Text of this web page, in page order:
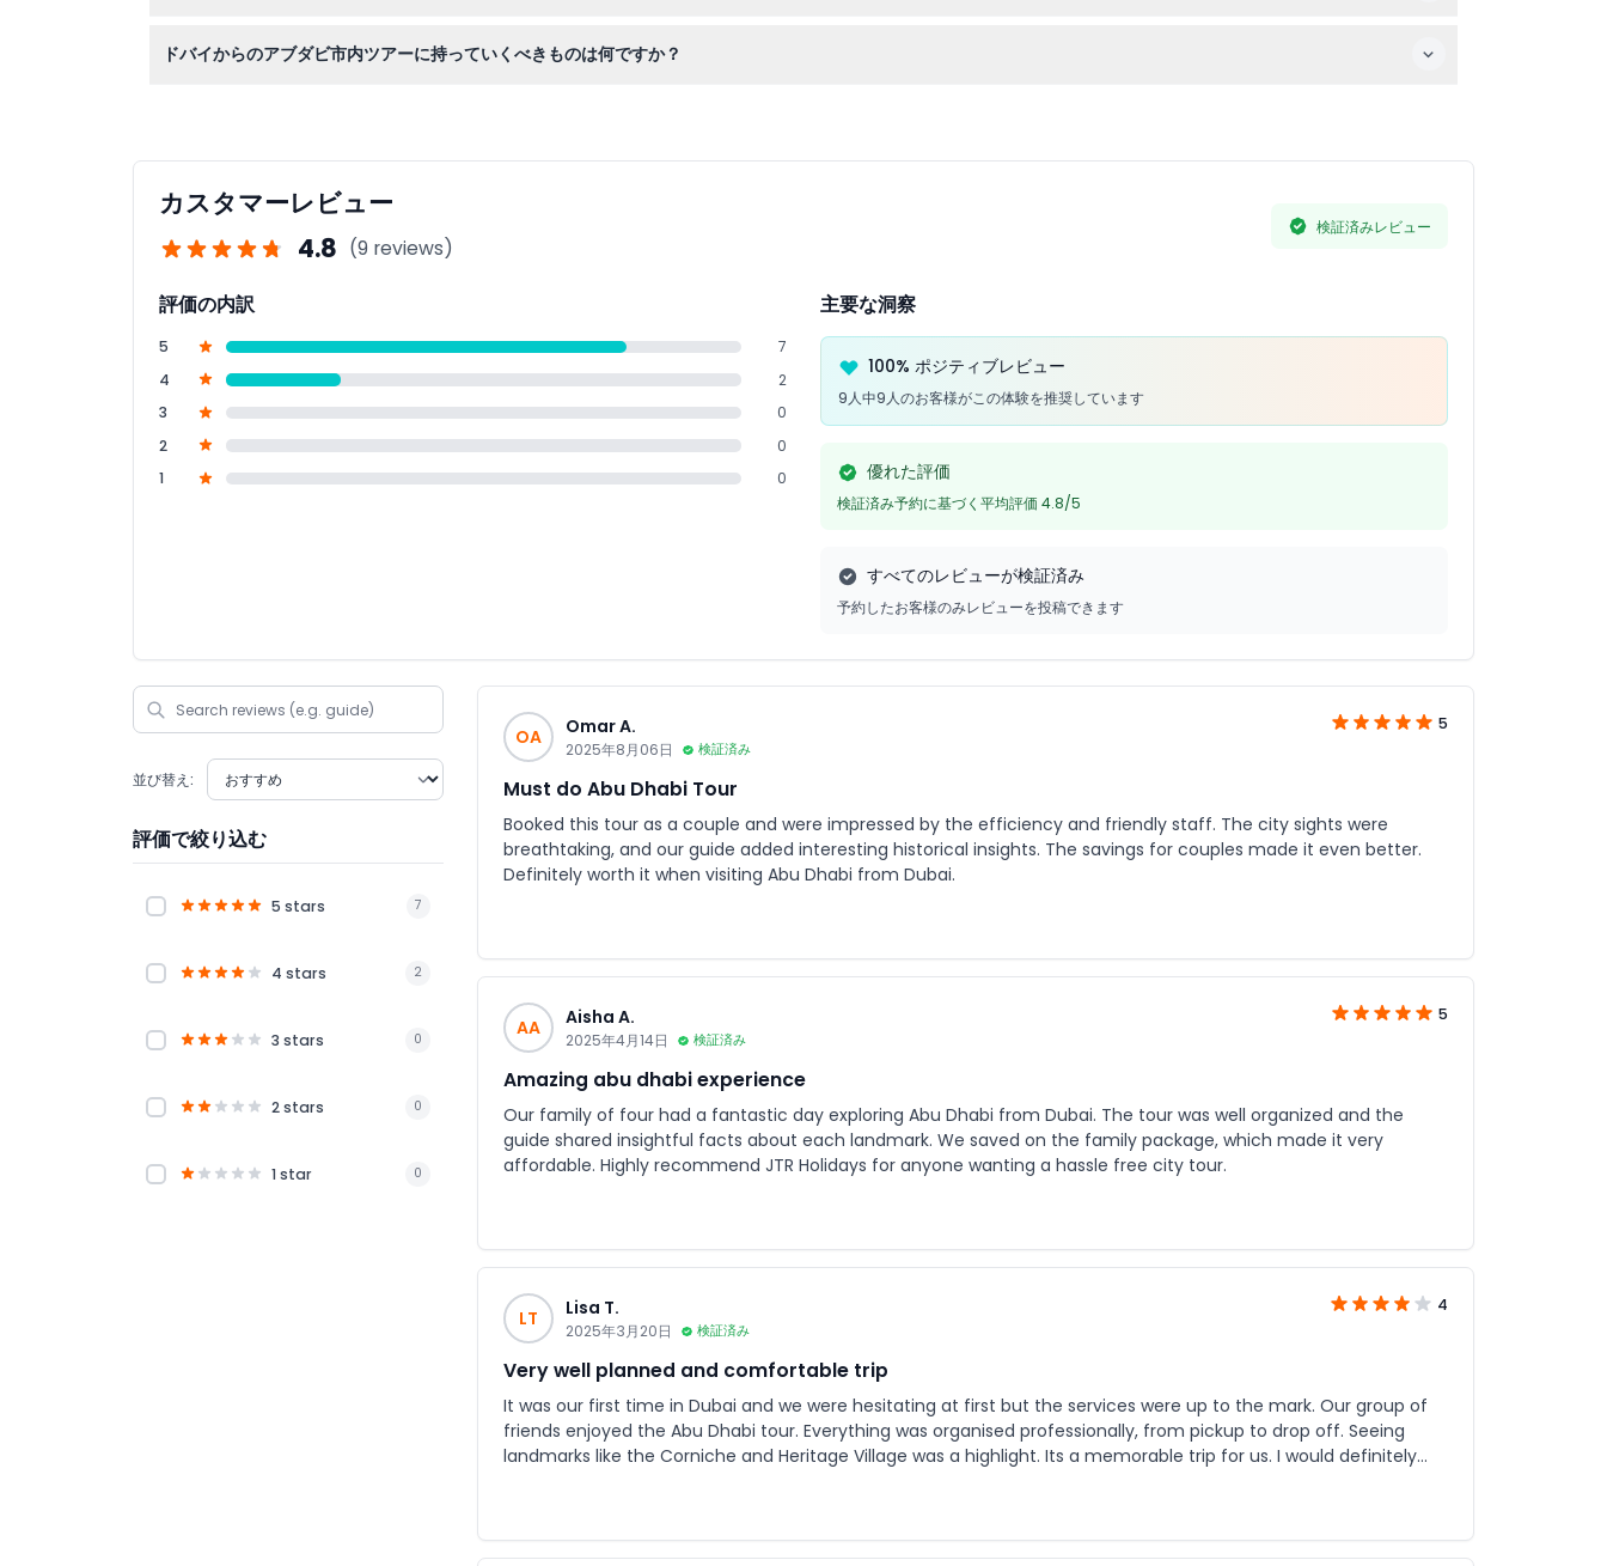
ドバイからのアブダビ市内ツアーに持っていくべきものは何ですか？
カスタマーレビュー
4.8 (9 reviews)
検証済みレビュー
評価の内訳
5
7
4
2
3
0
2
0
1
0
主要な洞察
100% ポジティブレビュー
9人中9人のお客様がこの体験を推奨しています
優れた評価
検証済み予約に基づく平均評価 4.8/5
すべてのレビューが検証済み
予約したお客様のみレビューを投稿できます
並び替え:
評価で絞り込む
5 stars 7
4 stars 2
3 stars 0
2 stars 0
1 star 0
OA Omar A.
2025年8月06日 検証済み
5
Must do Abu Dhabi Tour
Booked this tour as a couple and were impressed by the efficiency and friendly staff. The city sights were
breathtaking, and our guide added interesting historical insights. The savings for couples made it even better.
Definitely worth it when visiting Abu Dhabi from Dubai.
AA Aisha A.
2025年4月14日 検証済み
5
Amazing abu dhabi experience
Our family of four had a fantastic day exploring Abu Dhabi from Dubai. The tour was well organized and the
guide shared insightful facts about each landmark. We saved on the family package, which made it very
affordable. Highly recommend JTR Holidays for anyone wanting a hassle free city tour.
LT Lisa T.
2025年3月20日 検証済み
4
Very well planned and comfortable trip
It was our first time in Dubai and we were hesitating at first but the services were up to the mark. Our group of
friends enjoyed the Abu Dhabi tour. Everything was organised professionally, from pickup to drop off. Seeing
landmarks like the Corniche and Heritage Village was a highlight. Its a memorable trip for us. I would definitely